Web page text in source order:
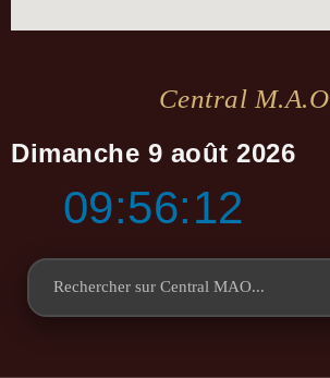
Central M.a.o
Dimanche 9 août 2026
09:56:12